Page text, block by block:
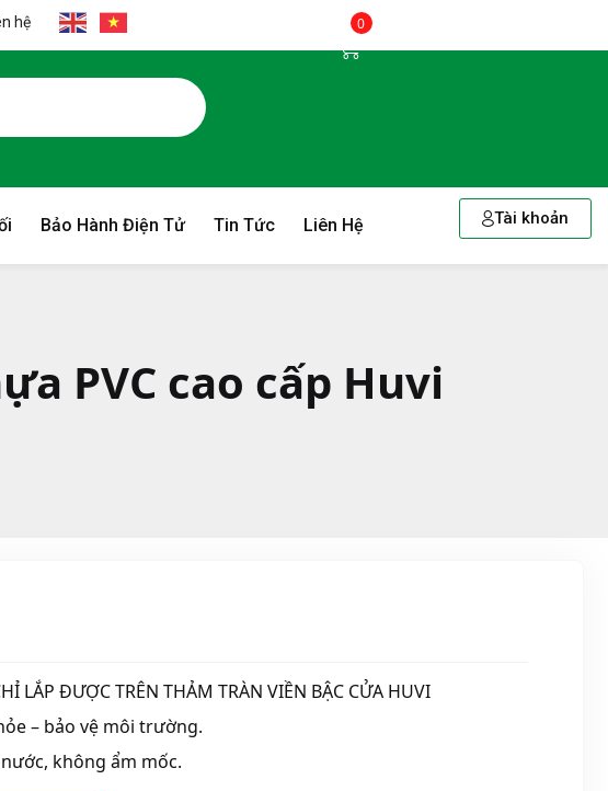
hệ 0
Bảo Hành Điện Tử Tin Tức Liên Hệ Tài khoản
PVC cao cấp Huvi
LẮP ĐƯỢC TRÊN THẢM TRÀN VIỀN BẬC CỬA HUVI
– bảo vệ môi trường.
không ẩm mốc.